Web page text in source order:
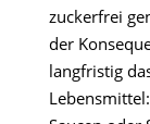
zuckerfrei
der
langfristig